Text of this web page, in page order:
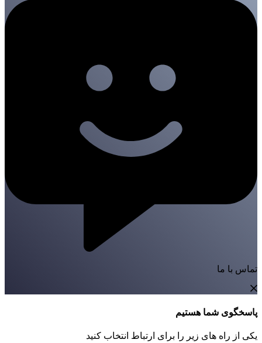
تماس با ما
پاسخگوی شما هستیم
یکی از راه های زیر را برای ارتباط انتخاب کنید